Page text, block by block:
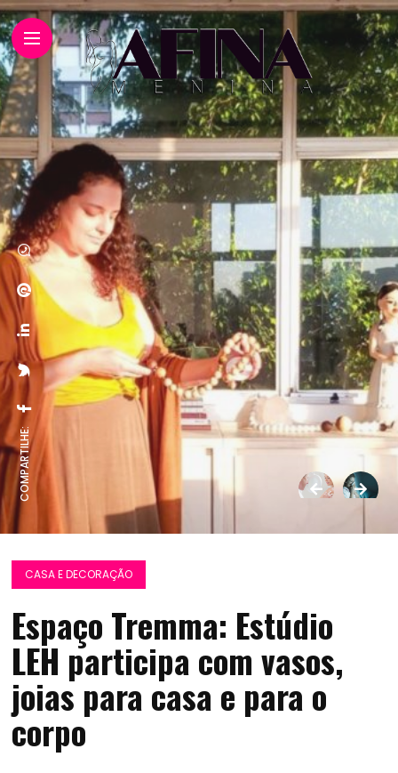
COMPARTILHE:
CASA E DECORAÇÃO
Espaço Tremma: Estúdio
LEH participa com vasos,
joias para casa e para o
corpo